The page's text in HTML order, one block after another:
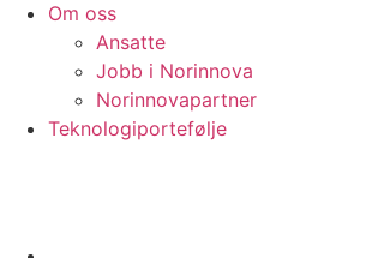
Om oss
Ansatte
Jobb i Norinnova
Norinnovapartner
Teknologiportefølje